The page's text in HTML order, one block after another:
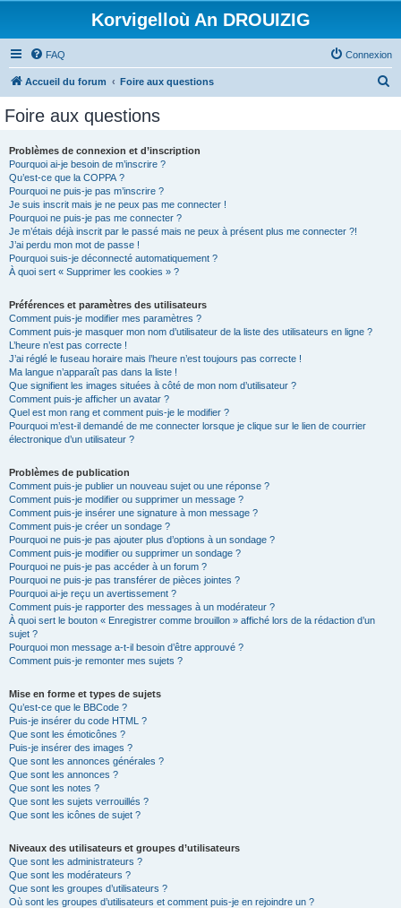
Korvigelloù An DROUIZIG
FAQ Connexion
Accueil du forum Foire aux questions
Foire aux questions
Problèmes de connexion et d’inscription
Pourquoi ai-je besoin de m’inscrire ?
Qu’est-ce que la COPPA ?
Pourquoi ne puis-je pas m’inscrire ?
Je suis inscrit mais je ne peux pas me connecter !
Pourquoi ne puis-je pas me connecter ?
Je m’étais déjà inscrit par le passé mais ne peux à présent plus me connecter ?!
J’ai perdu mon mot de passe !
Pourquoi suis-je déconnecté automatiquement ?
À quoi sert « Supprimer les cookies » ?
Préférences et paramètres des utilisateurs
Comment puis-je modifier mes paramètres ?
Comment puis-je masquer mon nom d’utilisateur de la liste des utilisateurs en ligne ?
L’heure n’est pas correcte !
J’ai réglé le fuseau horaire mais l’heure n’est toujours pas correcte !
Ma langue n’apparaît pas dans la liste !
Que signifient les images situées à côté de mon nom d’utilisateur ?
Comment puis-je afficher un avatar ?
Quel est mon rang et comment puis-je le modifier ?
Pourquoi m’est-il demandé de me connecter lorsque je clique sur le lien de courrier
électronique d’un utilisateur ?
Problèmes de publication
Comment puis-je publier un nouveau sujet ou une réponse ?
Comment puis-je modifier ou supprimer un message ?
Comment puis-je insérer une signature à mon message ?
Comment puis-je créer un sondage ?
Pourquoi ne puis-je pas ajouter plus d’options à un sondage ?
Comment puis-je modifier ou supprimer un sondage ?
Pourquoi ne puis-je pas accéder à un forum ?
Pourquoi ne puis-je pas transférer de pièces jointes ?
Pourquoi ai-je reçu un avertissement ?
Comment puis-je rapporter des messages à un modérateur ?
À quoi sert le bouton « Enregistrer comme brouillon » affiché lors de la rédaction d’un
sujet ?
Pourquoi mon message a-t-il besoin d’être approuvé ?
Comment puis-je remonter mes sujets ?
Mise en forme et types de sujets
Qu’est-ce que le BBCode ?
Puis-je insérer du code HTML ?
Que sont les émoticônes ?
Puis-je insérer des images ?
Que sont les annonces générales ?
Que sont les annonces ?
Que sont les notes ?
Que sont les sujets verrouillés ?
Que sont les icônes de sujet ?
Niveaux des utilisateurs et groupes d’utilisateurs
Que sont les administrateurs ?
Que sont les modérateurs ?
Que sont les groupes d’utilisateurs ?
Où sont les groupes d’utilisateurs et comment puis-je en rejoindre un ?